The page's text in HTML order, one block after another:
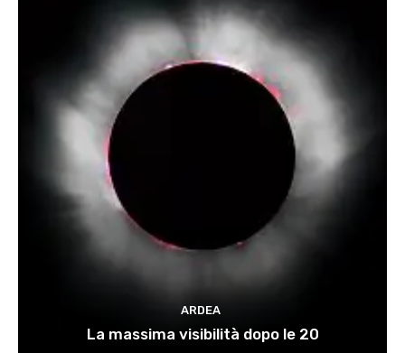
ARDEA
La massima visibilità dopo le 20